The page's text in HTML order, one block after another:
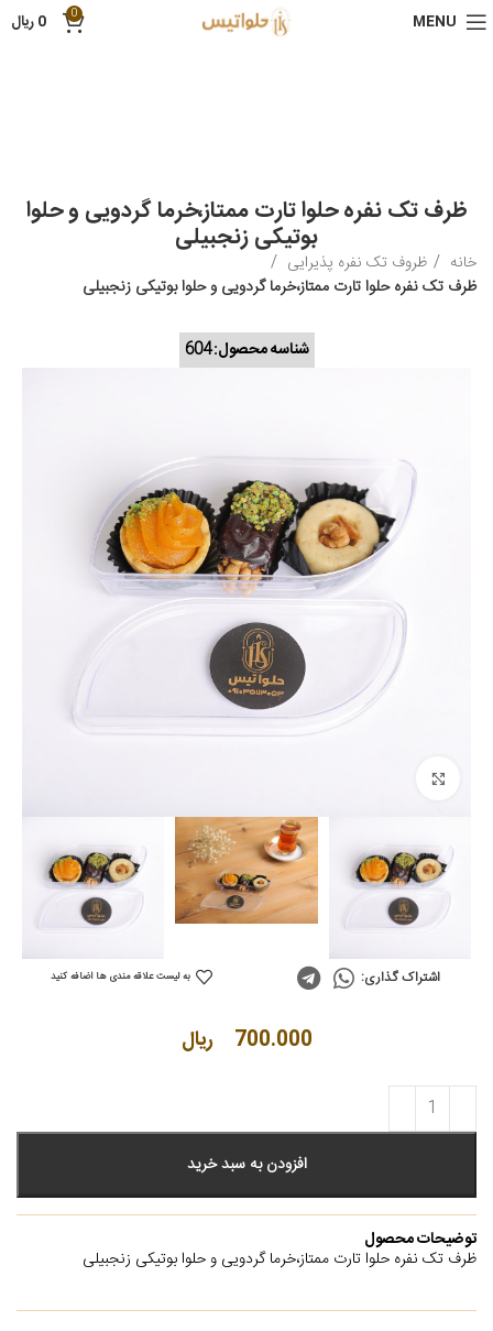
MENU
0
0ریال
ظرف تک نفره حلوا تارت ممتاز،خرما گردویی و حلوا
بوتیکی زنجبیلی
خانه
ظروف تک نفره پذیرایی
ظرف تک نفره حلوا تارت ممتاز،خرما گردویی و حلوا بوتیکی زنجبیلی
700.000 ریال
افزودن به سبد خرید
توضیحات محصول
ظرف تک نفره حلوا تارت ممتاز،خرما گردویی و حلوا بوتیکی زنجبیلی
شناسه محصول:604
اشتراک گذاری: به لیست علاقه مندی ها اضافه کنید